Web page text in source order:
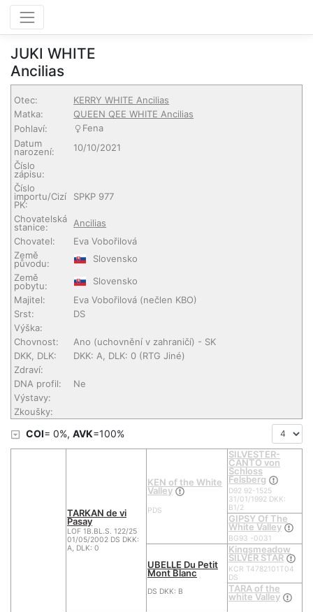
JUKI WHITE
Ancilias
Otec:
KERRY WHITE Ancilias
Matka:
QUEEN QEE WHITE Ancilias
Pohlaví:
Fena
Datum
narození:
10/10/2021
Číslo
zápisu:
Číslo
importu/Cizí
PK:
SPKP 977
Chovatelská
stanice:
Ancilias
Chovatel:
Eva Vobořilová
Země
původu:
Slovensko
Země
pobytu:
Slovensko
Majitel:
Eva Vobořilová (nečlen KBO)
Srst:
DS
Výška:
Chovnost:
Ano (uchovnění v zahraničí) - SK
DKK, DLK:
DKK: A, DLK: 0 (RTG Jiné)
Zdraví:
DNA profil:
Ne
Výstavy:
Zkoušky:
COI= 0%, AVK=100%
TARKAN de vi
Pasay
LOF 1B.BL.S. 122/25
01/05/2002 DS DKK:
A, DLK: 0
KEN of the White
Valley
PDS
SILVESTER-
CANTO von
Schloss
Felsberg
D92 92-1525
31/01/1992 DKK:
B1/2
GIPSY Of The
White Valley
BG93 -0031
UBELLE Du Petit
Mont Blanc
DS DKK: B
Kingsmeadow
SILVER STAR
KCR T4782101T04
DS
TARA of the
white Valley